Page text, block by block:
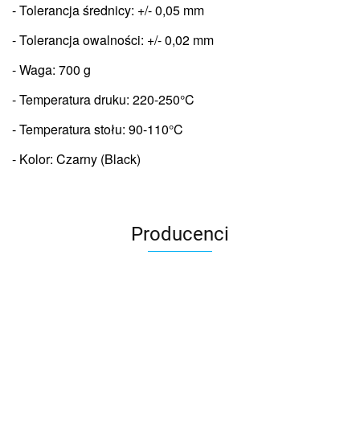
- Tolerancja średnicy: +/- 0,05 mm
- Tolerancja owalności: +/- 0,02 mm
- Waga: 700 g
- Temperatura druku: 220-250°C
- Temperatura stołu: 90-110°C
- Kolor: Czarny (Black)
Producenci